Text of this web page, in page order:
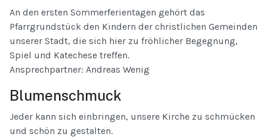
An den ersten Sommerferientagen gehört das
Pfarrgrundstück den Kindern der christlichen Gemeinden
unserer Stadt, die sich hier zu fröhlicher Begegnung,
Spiel und Katechese treffen.
Ansprechpartner: Andreas Wenig
Blumenschmuck
Jeder kann sich einbringen, unsere Kirche zu schmücken
und schön zu gestalten.